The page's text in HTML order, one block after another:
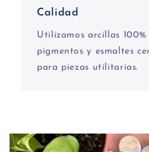
Calidad
Utilizamos arcillas
pigmentos y esmaltes
para piezas utilitarias.